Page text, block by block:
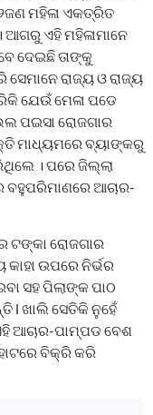
ମହିଳା ଏକତ୍ରିତ
ଏହି ମହିଳାମାନେ
ଦେଇଛି ତାଙ୍କୁ
ରାଜ୍ୟ ଓ ରାଜ୍ୟ
ଯେଉଁ ମେଳା ପଡେ
ପଇସା ରୋଜଗାର
ମାଧ୍ୟମରେ ବ୍ୟାଙ୍କରୁ
। ପରେ ଜିଲ୍ଲା
ବହୁପରିମାଣରେ ଆଚାର-
ଟଙ୍କା ରୋଜଗାର
ଉପରେ ନିର୍ଭର
ସହ ପିଲାଙ୍କ ପାଠ
l ଖାଲି ସେତିକି ନୁହେଁ
ଆଚାର-ପାମ୍ପଡ ବେଶ
ବିକ୍ରି କରି